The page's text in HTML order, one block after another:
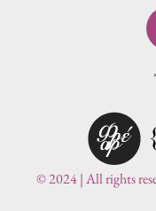
© 2024 | All rights